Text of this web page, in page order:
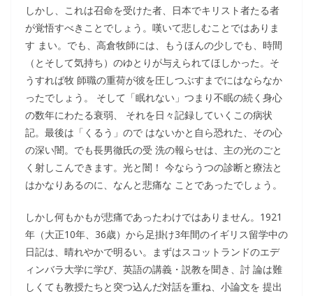
しかし、これは召命を受けた者、日本でキリスト者たる者
が覚悟すべきことでしょう。嘆いて悲しむことではありま
す まい。でも、高倉牧師には、もうほんの少しでも、時間
（とそして気持ち）のゆとりが与えられてほしかった。そ
うすれば牧 師職の重荷が彼を圧しつぶすまでにはならなか
ったでしょう。 そして「眠れない」つまり不眠の続く身心
の数年にわたる衰弱、 それを日々記録していくこの病状
記。最後は「くるう」ので はないかと自ら恐れた、その心
の深い闇。でも長男徹氏の受 洗の報らせは、主の光のごと
く射しこんできます。光と闇！ 今ならうつの診断と療法と
はかなりあるのに、なんと悲痛な ことであったでしょう。
しかし何もかもが悲痛であったわけではありません。1921
年（大正10年、36歳）から足掛け3年間のイギリス留学中の
日記は、晴れやかで明るい。まずはスコットランドのエデ
ィンバラ大学に学び、英語の講義・説教を聞き、討 論は難
しくても教授たちと突つ込んだ対話を重ね、小論文を 提出